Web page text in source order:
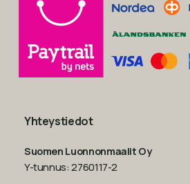
Yhteystiedot
Suomen Luonnonmaalit Oy
Y-tunnus: 2760117-2